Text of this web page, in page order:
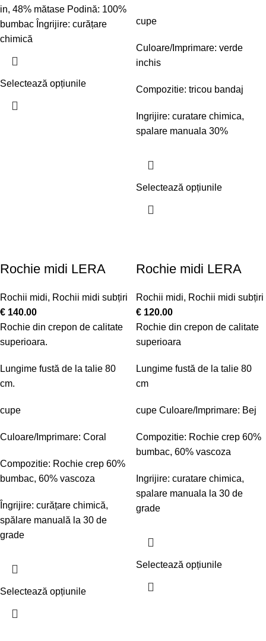
in, 48% mătase Podină: 100%
bumbac Îngrijire: curățare
chimică
Selectează opțiunile
cupe
Culoare/Imprimare: verde
inchis
Compozitie: tricou bandaj
Ingrijire: curatare chimica,
spalare manuala 30%
Selectează opțiunile
Rochie midi LERA
Rochii midi, Rochii midi subțiri
€ 140.00
Rochie din crepon de calitate
superioara.
Lungime fustă de la talie 80
cm.
cupe
Culoare/Imprimare: Coral
Compozitie: Rochie crep 60%
bumbac, 60% vascoza
Îngrijire: curățare chimică,
spălare manuală la 30 de
grade
Selectează opțiunile
Rochie midi LERA
Rochii midi, Rochii midi subțiri
€ 120.00
Rochie din crepon de calitate
superioara
Lungime fustă de la talie 80
cm
cupe Culoare/Imprimare: Bej
Compozitie: Rochie crep 60%
bumbac, 60% vascoza
Ingrijire: curatare chimica,
spalare manuala la 30 de
grade
Selectează opțiunile